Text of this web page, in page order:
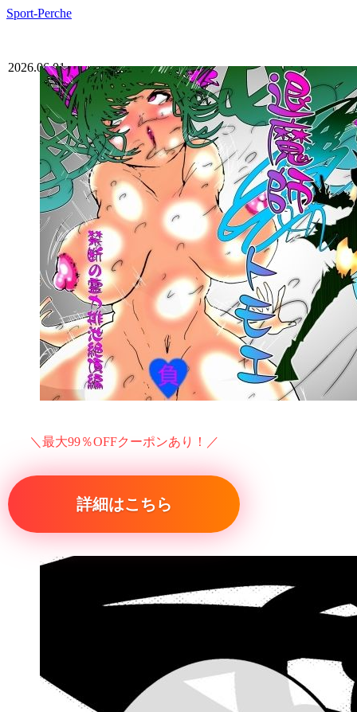
Sport-Perche
2026.06.01
＼最大99％OFFクーポンあり！／
詳細はこちら